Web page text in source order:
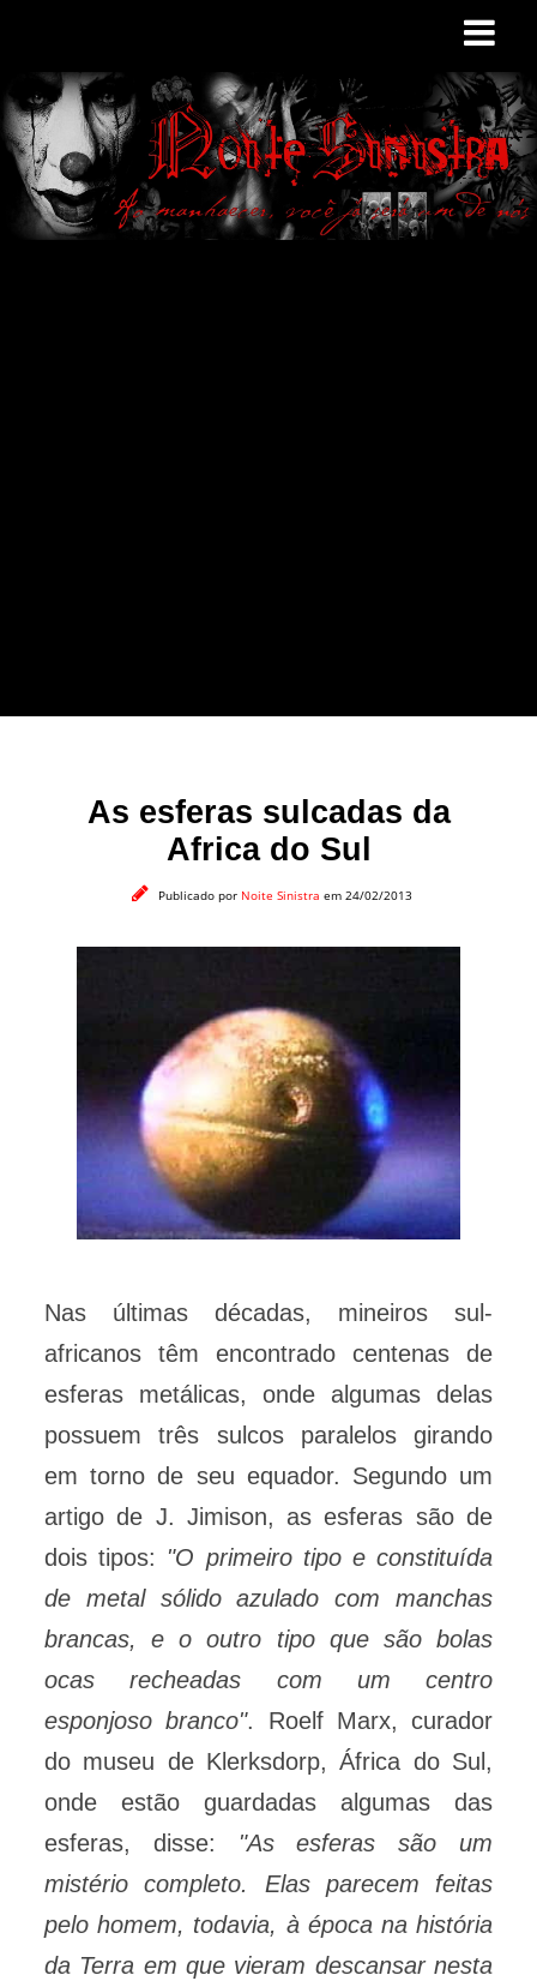
As esferas sulcadas da
Africa do Sul
Publicado por Noite Sinistra em 24/02/2013
Nas últimas décadas, mineiros sul-
africanos têm encontrado centenas de
esferas metálicas, onde algumas delas
possuem três sulcos paralelos girando
em torno de seu equador. Segundo um
artigo de J. Jimison, as esferas são de
dois tipos: "O primeiro tipo e constituída
de metal sólido azulado com manchas
brancas, e o outro tipo que são bolas
ocas recheadas com um centro
esponjoso branco". Roelf Marx, curador
do museu de Klerksdorp, África do Sul,
onde estão guardadas algumas das
esferas, disse:
"As esferas são um
mistério completo. Elas parecem feitas
pelo homem, todavia, à época na história
da Terra em que vieram descansar nesta